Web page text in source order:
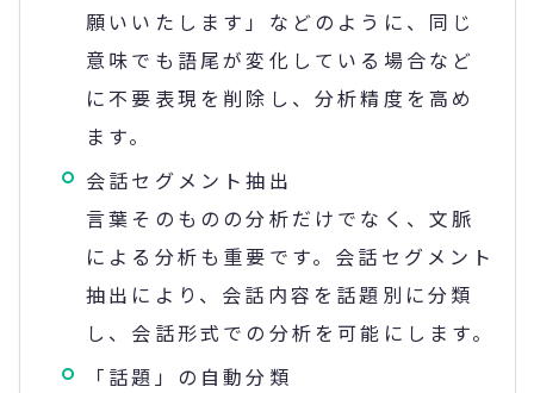
願いいたします」などのように、同じ
意味でも語尾が変化している場合など
に不要表現を削除し、分析精度を高め
ます。
会話セグメント抽出
言葉そのものの分析だけでなく、文脈
による分析も重要です。会話セグメント
抽出により、会話内容を話題別に分類
し、会話形式での分析を可能にします。
「話題」の自動分類